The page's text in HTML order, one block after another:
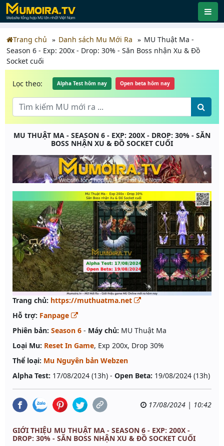
Trang chủ Danh sách Mu Mới Ra
MU Thuật Ma -
Season 6 - Exp: 200x - Drop: 30% - Săn Boss nhận Xu & Đồ
Socket cuối
Lọc theo: Alpha Test hôm nay Open beta hôm nay
MU THUẬT MA - SEASON 6 - EXP: 200X - DROP: 30% - SĂN
BOSS NHẬN XU & ĐỒ SOCKET CUỐI
Trang chủ: https://muthuatma.net
Hỗ trợ: Fanpage
Phiên bản: Season 6 - Máy chủ: MU Thuật Ma
Loại Mu: Reset In Game, Exp 200x, Drop 30%
Thể loại: Mu Nguyên bản Webzen
Alpha Test: 17/08/2024 (13h) - Open Beta: 19/08/2024 (13h)
17/08/2024 | 10:42
GIỚI THIỆU MU THUẬT MA - SEASON 6 - EXP: 200X -
DROP: 30% - SĂN BOSS NHẬN XU & ĐỒ SOCKET CUỐI